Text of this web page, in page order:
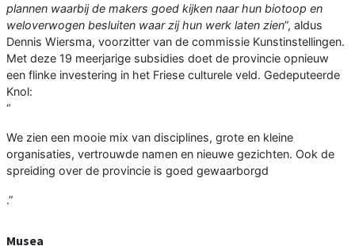
plannen waarbij de makers goed kijken naar hun biotoop en
weloverwogen besluiten waar zij hun werk laten zien”, aldus
Dennis Wiersma, voorzitter van de commissie Kunstinstellingen.
Met deze 19 meerjarige subsidies doet de provincie opnieuw
een flinke investering in het Friese culturele veld. Gedeputeerde
Knol:
“
We zien een mooie mix van disciplines, grote en kleine
organisaties, vertrouwde namen en nieuwe gezichten. Ook de
spreiding over de provincie is goed gewaarborgd
.”
Musea